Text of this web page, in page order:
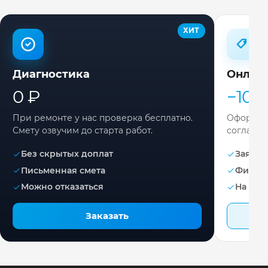
ХИТ
Диагностика
0 ₽
При ремонте у нас проверка бесплатно.
Смету озвучим до старта работ.
Без скрытых доплат
Письменная смета
Можно отказаться
Заказать
−10%
Заявка
На